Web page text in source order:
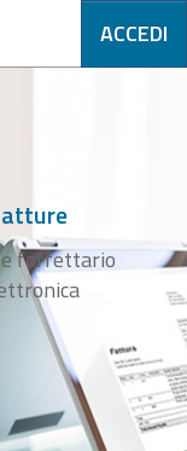
ACCEDI
forfettario